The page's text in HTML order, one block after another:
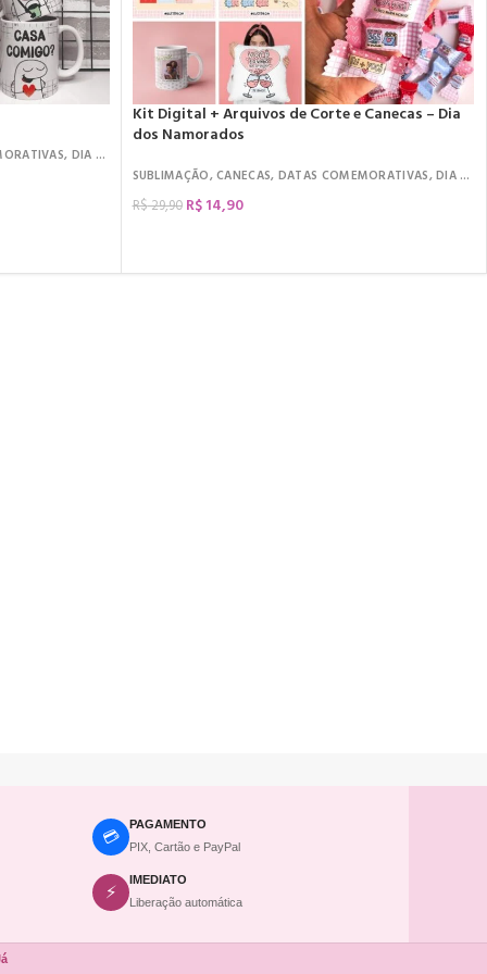
, DIA DOS NAMORADOS
Kit Digital + Arquivos de Corte e Canecas – Dia
dos Namorados
SUBLIMAÇÃO,CANECAS, DATAS COMEMORATIVAS,DIA DOS NAMORADOS
R$29,90 R$14,90
💳
PAGAMENTO
PIX, Cartão e PayPal
⚡
IMEDIATO
Liberação automática